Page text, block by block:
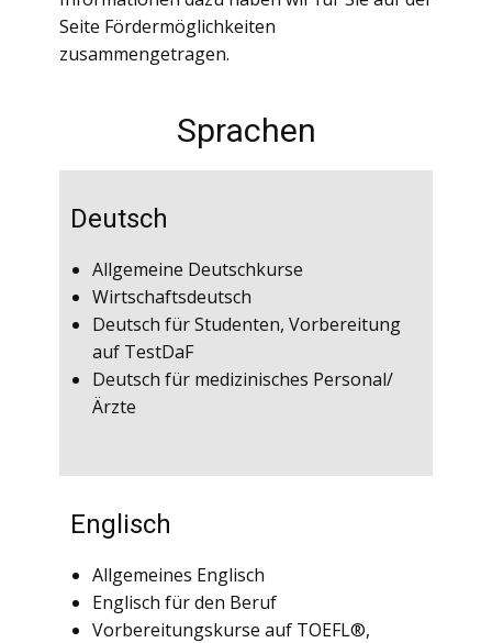
Seite Fördermöglichkeiten
zusammengetragen.
Sprachen
Deutsch
Allgemeine Deutschkurse
Wirtschaftsdeutsch
Deutsch für Studenten, Vorbereitung
auf TestDaF
Deutsch für medizinisches Personal/
Ärzte
Englisch
Allgemeines Englisch
Englisch für den Beruf
Vorbereitungskurse auf TOEFL®,